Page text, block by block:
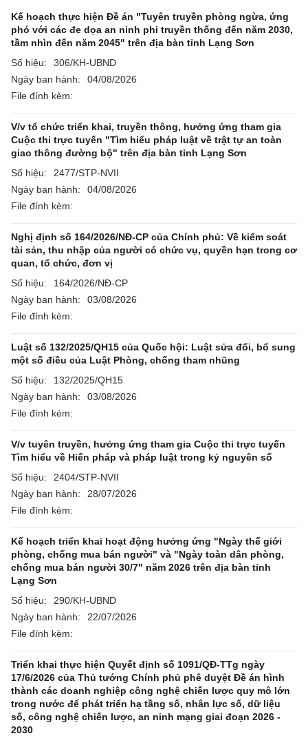
Kế hoạch thực hiện Đề án "Tuyên truyền phòng ngừa, ứng
phó với các đe dọa an ninh phi truyền thống đến năm 2030,
tầm nhìn đến năm 2045" trên địa bàn tỉnh Lạng Sơn
Số hiệu:
306/KH-UBND
Ngày ban hành:
04/08/2026
File đính kèm:
V/v tổ chức triển khai, truyền thông, hưởng ứng tham gia
Cuộc thi trực tuyến "Tìm hiểu pháp luật về trật tự an toàn
giao thông đường bộ" trên địa bàn tỉnh Lạng Sơn
Số hiệu:
2477/STP-NVII
Ngày ban hành:
04/08/2026
File đính kèm:
Nghị định số 164/2026/NĐ-CP của Chính phủ: Về kiểm soát
tài sản, thu nhập của người có chức vụ, quyền hạn trong cơ
quan, tổ chức, đơn vị
Số hiệu:
164/2026/NĐ-CP
Ngày ban hành:
03/08/2026
File đính kèm:
Luật số 132/2025/QH15 của Quốc hội: Luật sửa đổi, bổ sung
một số điều của Luật Phòng, chống tham nhũng
Số hiệu:
132/2025/QH15
Ngày ban hành:
03/08/2026
File đính kèm:
V/v tuyên truyền, hưởng ứng tham gia Cuộc thi trực tuyến
Tìm hiểu về Hiến pháp và pháp luật trong kỷ nguyên số
Số hiệu:
2404/STP-NVII
Ngày ban hành:
28/07/2026
File đính kèm:
Kế hoạch triển khai hoạt động hưởng ứng "Ngày thế giới
phòng, chống mua bán người" và "Ngày toàn dân phòng,
chống mua bán người 30/7" năm 2026 trên địa bàn tỉnh
Lạng Sơn
Số hiệu:
290/KH-UBND
Ngày ban hành:
22/07/2026
File đính kèm:
Triển khai thực hiện Quyết định số 1091/QĐ-TTg ngày
17/6/2026 của Thủ tướng Chính phủ phê duyệt Đề án hình
thành các doanh nghiệp công nghệ chiến lược quy mô lớn
trong nước để phát triển hạ tầng số, nhân lực số, dữ liệu
số, công nghệ chiến lược, an ninh mạng giai đoạn 2026 -
2030